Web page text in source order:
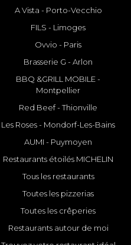
A Vista - Porto-Vecchio
FILS - Limoges
Ovvio - Paris
Brasserie G - Arlon
BBQ &GRILL MOBILE -
Montpellier
Red Beef - Thionville
Les Roses - Mondorf-Les-Bains
AUMI - Puymoyen
Restaurants étoilés MICHELIN
Tous les restaurants
Toutes les pizzerias
Toutes les crêperies
Restaurants autour de moi